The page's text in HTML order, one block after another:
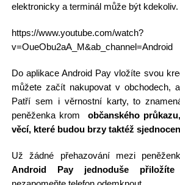
elektronicky a terminál může být kdekoliv.
https://www.youtube.com/watch?
v=OueObu2aA_M&ab_channel=Android
Do aplikace Android Pay vložíte svou
můžete začít nakupovat v obchodech,
Patří sem i věrnostní karty, to
peněženka krom občanského
věcí, které budou brzy taktéž
Už žádné přehazování mezi
Android Pay jednoduše